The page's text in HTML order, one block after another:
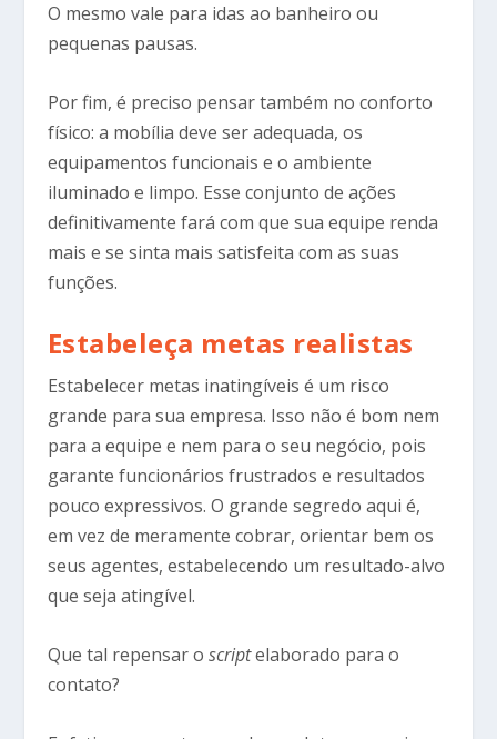
O mesmo vale para idas ao banheiro ou
pequenas pausas.
Por fim, é preciso pensar também no conforto
físico: a mobília deve ser adequada, os
equipamentos funcionais e o ambiente
iluminado e limpo. Esse conjunto de ações
definitivamente fará com que sua equipe renda
mais e se sinta mais satisfeita com as suas
funções.
Estabeleça metas realistas
Estabelecer metas inatingíveis é um risco
grande para sua empresa. Isso não é bom nem
para a equipe e nem para o seu negócio, pois
garante funcionários frustrados e resultados
pouco expressivos. O grande segredo aqui é,
em vez de meramente cobrar, orientar bem os
seus agentes, estabelecendo um resultado-alvo
que seja atingível.
Que tal repensar o scriptelaborado para o
contato?